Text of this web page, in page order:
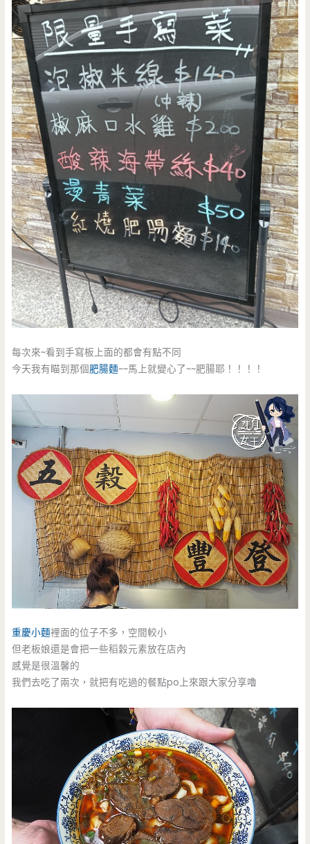
每次來~看到手寫板上面的都會有點不同
今天我有瞄到那個肥腸麵~~馬上就變心了~~肥腸耶！！！！
重慶小麵裡面的位子不多，空間較小
但老板娘還是會把一些稻穀元素放在店內
感覺是很溫馨的
我們去吃了兩次，就把有吃過的餐點po上來跟大家分享嚕